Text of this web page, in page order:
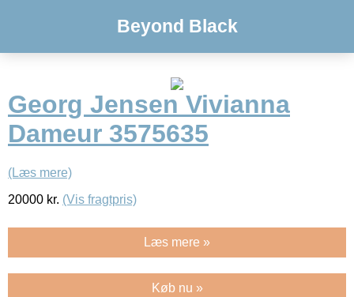
Beyond Black
Georg Jensen Vivianna
Dameur 3575635
(Læs mere)
20000 kr. (Vis fragtpris)
Læs mere »
Køb nu »